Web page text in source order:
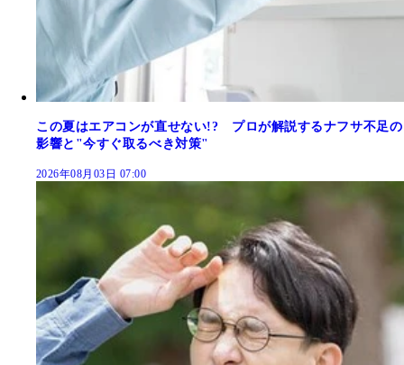
この夏はエアコンが直せない!? プロが解説するナフサ不足の
影響と"今すぐ取るべき対策"
2026年08月03日 07:00